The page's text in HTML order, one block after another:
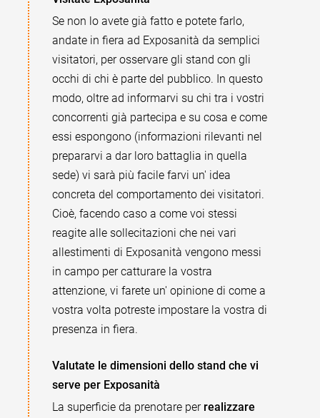
Se non lo avete già fatto e potete farlo,
andate in fiera ad Exposanità da semplici
visitatori, per osservare gli stand con gli
occhi di chi è parte del pubblico. In questo
modo, oltre ad informarvi su chi tra i vostri
concorrenti già partecipa e su cosa e come
essi espongono (informazioni rilevanti nel
prepararvi a dar loro battaglia in quella
sede) vi sarà più facile farvi un' idea
concreta del comportamento dei visitatori.
Cioè, facendo caso a come voi stessi
reagite alle sollecitazioni che nei vari
allestimenti di Exposanità vengono messi
in campo per catturare la vostra
attenzione, vi farete un' opinione di come a
vostra volta potreste impostare la vostra di
presenza in fiera.
Valutate le dimensioni dello stand che vi
serve per Exposanità
La superficie da prenotare per realizzare